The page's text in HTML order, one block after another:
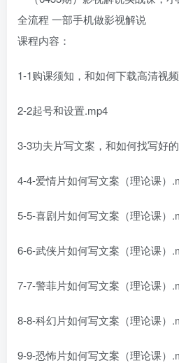
课程内容：
1-1购课须知，和如何下载高清视
2-2起号和设置.mp4
3-3功夫片写文案，和如何找写好
4-4-爱情片如何写文案（理论课）
5-5-喜剧片如何写文案（理论课）
6-6-武侠片如何写文案（理论课）
7-7-警菲片如何写文案（理论课）
8-8-科幻片如何写文案（理论课）
9-9-恐怖片如何写文案（理论课）